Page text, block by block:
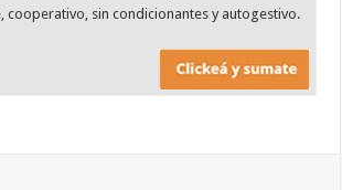
cooperativo, sin condicionantes y autogestivo.